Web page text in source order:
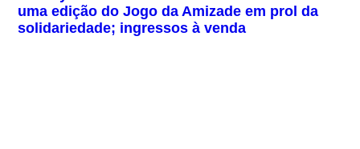
uma edição do Jogo da Amizade em prol da
solidariedade; ingressos à venda